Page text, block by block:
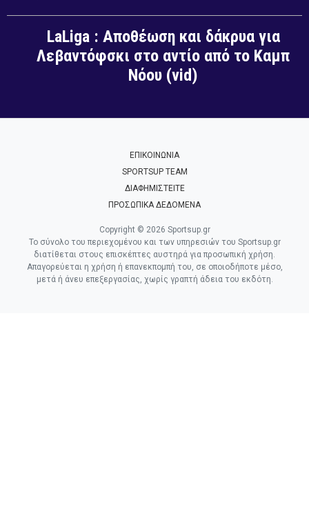
LaLiga : Αποθέωση και δάκρυα για
Λεβαντόφσκι στο αντίο από το Καμπ
Νόου (vid)
ΕΠΙΚΟΙΝΩΝΙΑ
SPORTSUP TEAM
ΔΙΑΦΗΜΙΣΤΕΙΤΕ
ΠΡΟΣΩΠΙΚΑ ΔΕΔΟΜΕΝΑ
Copyright © 2026 Sportsup.gr
Το σύνολο του περιεχομένου και των υπηρεσιών του Sportsup.gr
διατίθεται στους επισκέπτες αυστηρά για προσωπική χρήση.
Απαγορεύεται η χρήση ή επανεκπομπή του, σε οποιοδήποτε μέσο,
μετά ή άνευ επεξεργασίας, χωρίς γραπτή άδεια του εκδότη.